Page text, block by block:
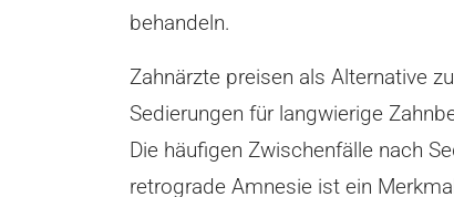
behandeln.
Zahnärzte preisen als Alternative
Sedierungen für langwierige
Die häufigen Zwischenfälle nach
retrograde Amnesie ist ein